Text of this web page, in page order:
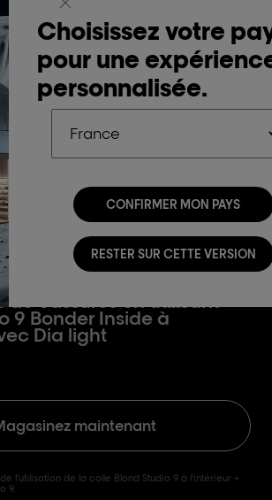
et innocuité
parfaitement
de cassures en utilisant
9 Bonder Inside à
Dia light
maintenant
l’utilisation de la colle Blond Studio 9 à l’intérieur +
9.
Choisissez votre
pour une
personnalisée.
CONFIRMER MON PAYS
RESTER SUR CETTE VERSION